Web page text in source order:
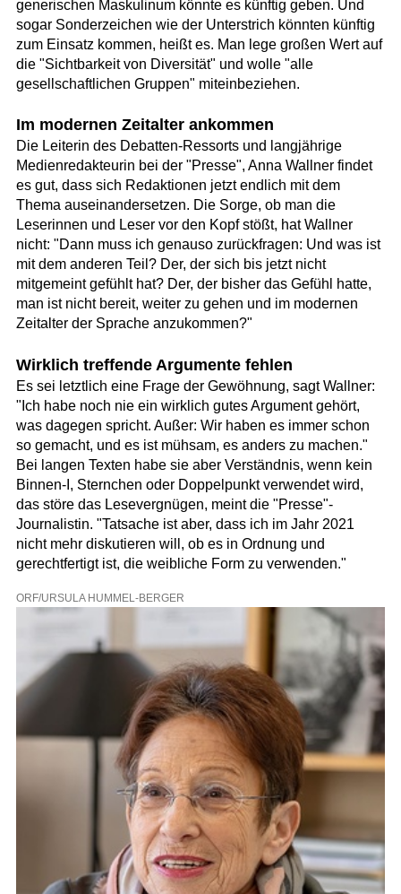
generischen Maskulinum könnte es künftig geben. Und
sogar Sonderzeichen wie der Unterstrich könnten künftig
zum Einsatz kommen, heißt es. Man lege großen Wert auf
die "Sichtbarkeit von Diversität" und wolle "alle
gesellschaftlichen Gruppen" miteinbeziehen.
Im modernen Zeitalter ankommen
Die Leiterin des Debatten-Ressorts und langjährige
Medienredakteurin bei der "Presse", Anna Wallner findet
es gut, dass sich Redaktionen jetzt endlich mit dem
Thema auseinandersetzen. Die Sorge, ob man die
Leserinnen und Leser vor den Kopf stößt, hat Wallner
nicht: "Dann muss ich genauso zurückfragen: Und was ist
mit dem anderen Teil? Der, der sich bis jetzt nicht
mitgemeint gefühlt hat? Der, der bisher das Gefühl hatte,
man ist nicht bereit, weiter zu gehen und im modernen
Zeitalter der Sprache anzukommen?"
Wirklich treffende Argumente fehlen
Es sei letztlich eine Frage der Gewöhnung, sagt Wallner:
"Ich habe noch nie ein wirklich gutes Argument gehört,
was dagegen spricht. Außer: Wir haben es immer schon
so gemacht, und es ist mühsam, es anders zu machen."
Bei langen Texten habe sie aber Verständnis, wenn kein
Binnen-I, Sternchen oder Doppelpunkt verwendet wird,
das störe das Lesevergnügen, meint die "Presse"-
Journalistin. "Tatsache ist aber, dass ich im Jahr 2021
nicht mehr diskutieren will, ob es in Ordnung und
gerechtfertigt ist, die weibliche Form zu verwenden."
ORF/URSULA HUMMEL-BERGER